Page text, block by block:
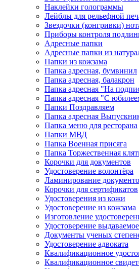
Наклейки голограммы
Лейблы для рельефной
Звездочки (конгривки)
Приборы контроля
Адресные папки
Адресные папки из
Папки из кожзама
Папка адресная, бумвинил
Папка адресная, балакрон
Папка адресная "На
Папка адресная "C
Папки Поздравляем
Папка адресная
Папка меню для ресторана
Папки МВД
Папка Военная присяга
Папка Торжественная
Корочки для документов
Удостоверение волонтёра
Ламинирование
Корочки для сертификатов
Удостоверения из кожи
Удостоверение из кожзама
Изготовление
Удостоверение
Документы ученых
Удостоверение адвоката
Квалификационное
Квалификационное